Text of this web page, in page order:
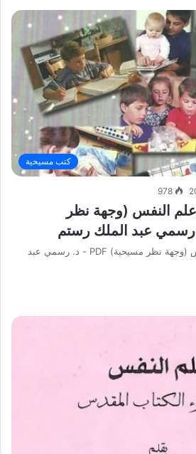
كتب مسيحية
978
النفس (وجهة نظر
مدخل إلى التربية وعلم النفس (وجهة نظر مسيحية) PDF - د. رسمي عبد